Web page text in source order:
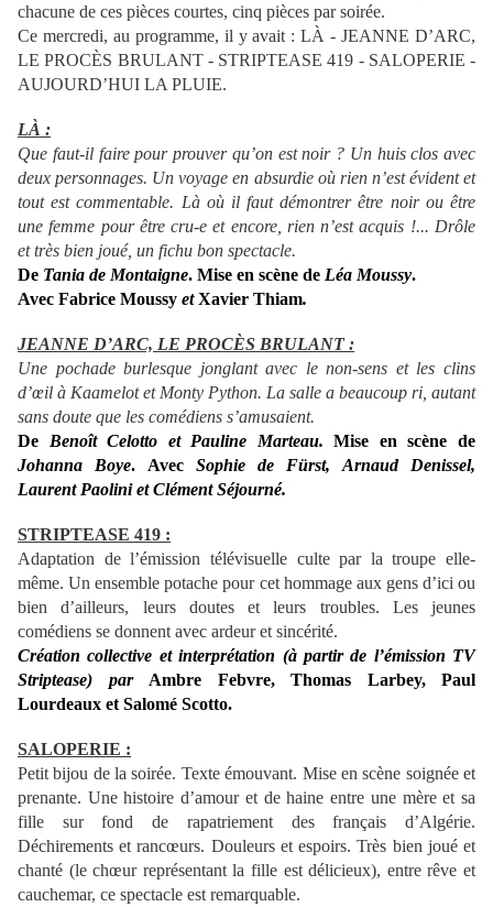
chacune de ces pièces courtes, cinq pièces par soirée.
Ce mercredi, au programme, il y avait : LÀ - JEANNE D’ARC,
LE PROCÈS BRULANT - STRIPTEASE 419 - SALOPERIE -
AUJOURD’HUI LA PLUIE.
LÀ :
Que faut-il faire pour prouver qu’on est noir ? Un huis clos avec
deux personnages. Un voyage en absurdie où rien n’est évident et
tout est commentable. Là où il faut démontrer être noir ou être
une femme pour être cru-e et encore, rien n’est acquis !... Drôle
et très bien joué, un fichu bon spectacle.
De Tania de Montaigne. Mise en scène de Léa Moussy.
Avec Fabrice Moussy etXavier Thiam.
JEANNE D’ARC, LE PROCÈS BRULANT :
Une pochade burlesque jonglant avec le non-sens et les clins
d’œil à Kaamelot et Monty Python. La salle a beaucoup ri, autant
sans doute que les comédiens s’amusaient.
De Benoît Celotto et Pauline Marteau.Mise en scène de
Johanna Boye. Avec Sophie de Fürst, Arnaud Denissel,
Laurent Paolini et Clément Séjourné.
STRIPTEASE 419 :
Adaptation de l’émission télévisuelle culte par la troupe elle-
même. Un ensemble potache pour cet hommage aux gens d’ici ou
bien d’ailleurs, leurs doutes et leurs troubles. Les jeunes
comédiens se donnent avec ardeur et sincérité.
Création collective et interprétation (à partir de l’émission TV
Striptease) par Ambre Febvre, Thomas Larbey, Paul
Lourdeaux et Salomé Scotto.
SALOPERIE :
Petit bijou de la soirée. Texte émouvant. Mise en scène soignée et
prenante. Une histoire d’amour et de haine entre une mère et sa
fille sur fond de rapatriement des français d’Algérie.
Déchirements et rancœurs. Douleurs et espoirs. Très bien joué et
chanté (le chœur représentant la fille est délicieux), entre rêve et
cauchemar, ce spectacle est remarquable.